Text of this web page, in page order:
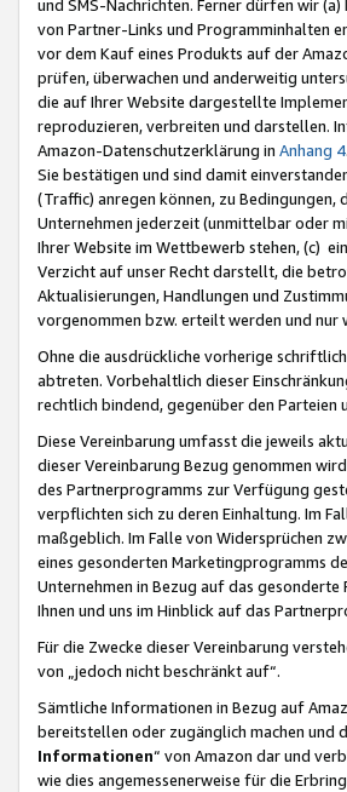
und SMS-Nachrichten. Ferner dürfen wir
von Partner-Links und Programminhalten
vor dem Kauf eines Produkts auf der
prüfen, überwachen und anderweitig
die auf Ihrer Website dargestellte
reproduzieren, verbreiten und darstellen.
Amazon-Datenschutzerklärung in Anhang 4.
Sie bestätigen und sind damit
(Traffic) anregen können, zu
Unternehmen jederzeit (unmittelbar oder
Ihrer Website im Wettbewerb stehen, (c)
Verzicht auf unser Recht darstellt, die
Aktualisierungen, Handlungen und
vorgenommen bzw. erteilt werden und
Ohne die ausdrückliche vorherige
abtreten. Vorbehaltlich dieser
rechtlich bindend, gegenüber den
Diese Vereinbarung umfasst die jeweils
dieser Vereinbarung Bezug genommen
des Partnerprogramms zur Verfügung
verpflichten sich zu deren Einhaltung. Im
maßgeblich. Im Falle von Widersprüchen
eines gesonderten Marketingprogramms
Unternehmen in Bezug auf das
Ihnen und uns im Hinblick auf das
Für die Zwecke dieser Vereinbarung
von „jedoch nicht beschränkt auf“.
Sämtliche Informationen in Bezug auf
bereitstellen oder zugänglich machen und
Informationen“ von Amazon dar und
wie dies angemessenerweise für die